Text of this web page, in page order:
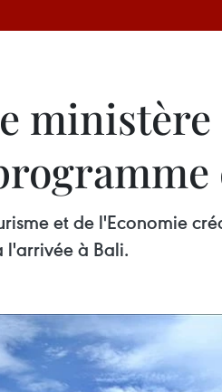
et de l'Economie
l'arrivée à Bali.